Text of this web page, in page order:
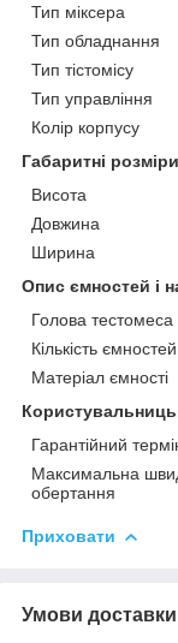
Тип міксера
Тип обладнання
Тип тістомісу
Тип управління
Колір корпусу
Габаритні розміри
Висота
Довжина
Ширина
Опис ємностей і
Голова тестомеса
Кількість ємностей
Матеріал ємності
Гарантійний
Максимальна
обертання
Приховати
Умови доставки